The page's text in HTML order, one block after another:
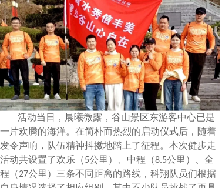
活动当日，晨曦微露，谷山景区东游客中心已是
一片欢腾的海洋。在简朴而热烈的启动仪式后，随着
发令声响，队伍精神抖擞地踏上了征程。本次健步走
活动共设置了欢乐（5公里）、中程（8.5公里）、全
程（27公里）三条不同距离的路线，科翔队员们根据